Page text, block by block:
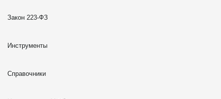
Закон 223-ФЗ
Инструменты
Справочники